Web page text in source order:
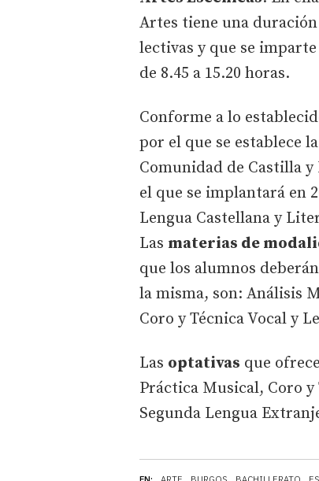
Artes tiene una duración
lectivas y que se
de 8.45 a 15.20 horas.
Conforme a lo
por el que se establece
Comunidad de Castilla y
el que se implantará en
Lengua Castellana y
Las materias de
que los alumnos
la misma, son: Análisis
Coro y Técnica Vocal y
Las optativas que
Práctica Musical, Coro
Segunda Lengua